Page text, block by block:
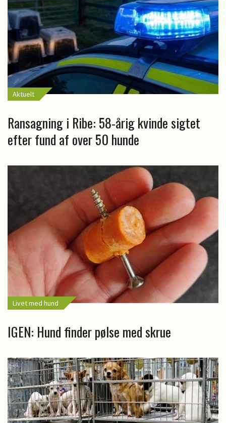
Aktuelt
Ransagning i Ribe: 58-årig kvinde sigtet
efter fund af over 50 hunde
Livet med hund
IGEN: Hund finder pølse med skrue